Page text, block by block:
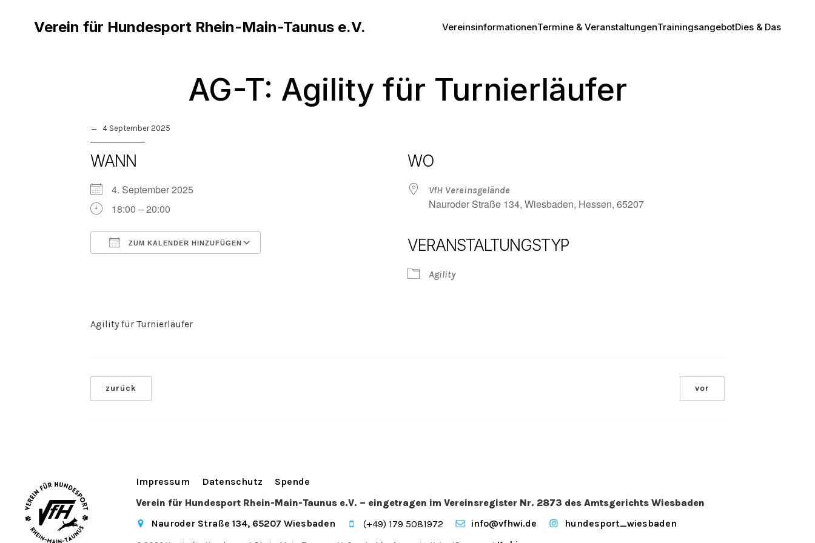
Verein für Hundesport Rhein-Main-Taunus e.V. VereinsinformationenTermine & VeranstaltungenTrainingsangebotDies & Das
AG-T: Agility für Turnierläufer
4 September 2025
WANN
4. September 2025
18:00 – 20:00
ZUM KALENDER HINZUFÜGEN
WO
VfH Vereinsgelände
Nauroder Straße 134, Wiesbaden, Hessen, 65207
VERANSTALTUNGSTYP
Agility
Agility für Turnierläufer
zurück vor
Impressum Datenschutz
Spende
Verein für Hundesport Rhein-Main-Taunus e.V. – eingetragen im Vereinsregister Nr. 2873 des Amtsgerichts Wiesbaden
Nauroder Straße 134, 65207 Wiesbaden
(+49) 179 5081972 info@vfhwi.de hundesport_wiesbaden